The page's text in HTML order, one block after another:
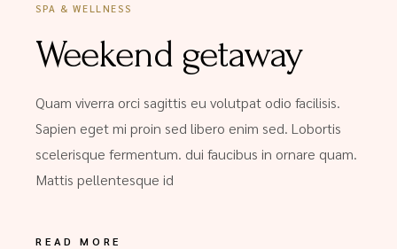
SPA & WELLNESS
Weekend getaway
Quam viverra orci sagittis eu volutpat odio facilisis.
Sapien eget mi proin sed libero enim sed. Lobortis
scelerisque fermentum. dui faucibus in ornare quam.
Mattis pellentesque id
READ MORE